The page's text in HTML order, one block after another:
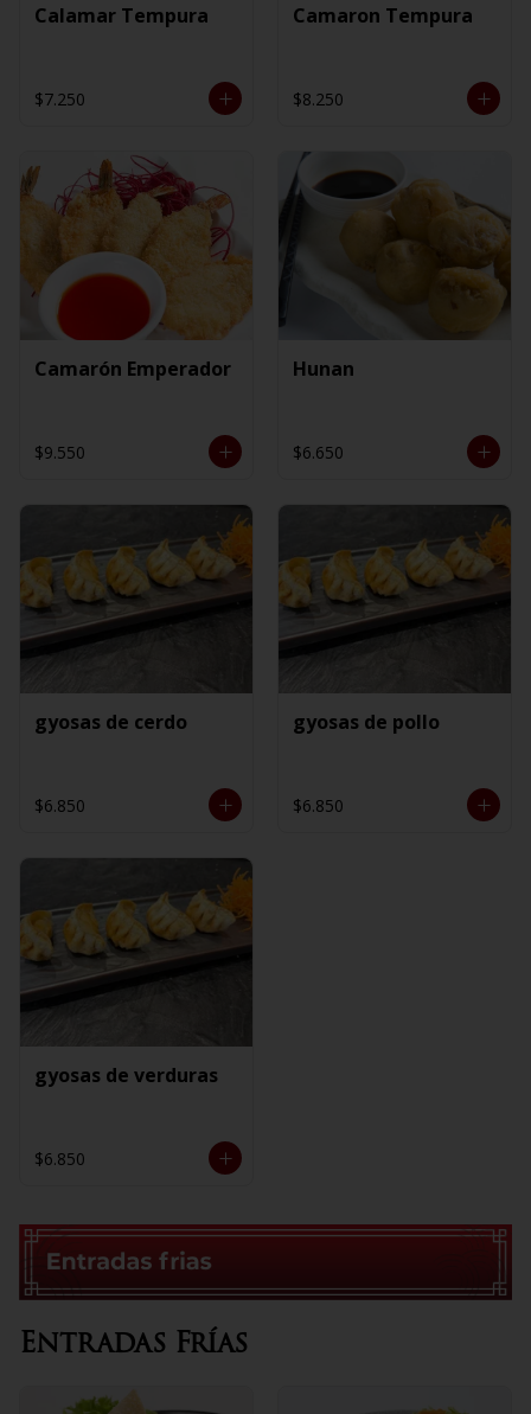
Calamar Tempura
$7.250
Camaron Tempura
$8.250
Camarón Emperador
$9.550
Hunan
$6.650
gyosas de cerdo
$6.850
gyosas de pollo
$6.850
gyosas de verduras
$6.850
Entradas Frías